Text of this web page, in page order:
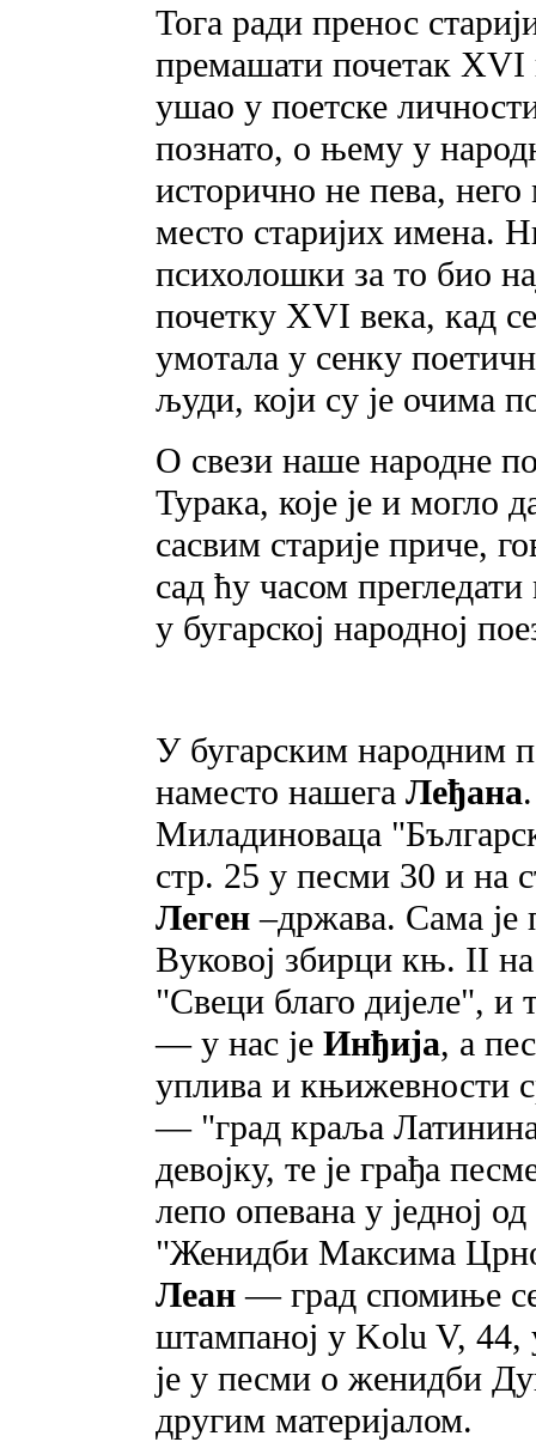
Тога ради пренос
премашати почетак XVI
ушао у поетске
познато, о њему у
исторично не пева,
место старијих имена.
психолошки за то био
почетку XVI века, кад
умотала у сенку
људи, који су je очима
О свези наше народне
Турака, које je и могло
сасвим старије приче,
сад ћу часом
у бугарској народној
У бугарским народним
наместо нашега Леђана
Миладиноваца
стр. 25 y песми 30 и на
Леген–држава. Сама je
Вуковој збирци књ. II
"Свеци благо дијеле", и
— у нас je Инђија, a
уплива и књижевности
— "град краља
девојку, те je грађа
лепо опевана у једној
"Женидби Максима
Леaн — град спомиње се
штампаној у Kolu V, 44,
je у песми о женидби
другим материјалом.